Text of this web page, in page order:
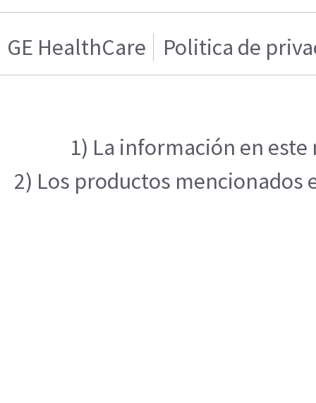
GE HealthCare Politica de
1) La información en
2) Los productos mencionados